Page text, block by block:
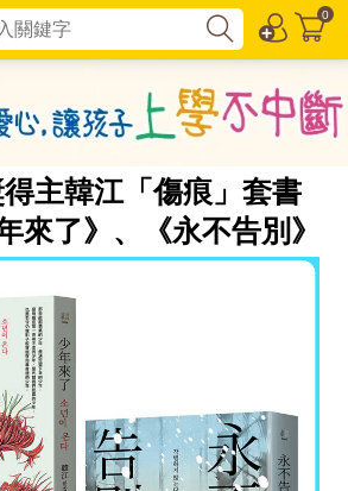
0
主韓江「傷痕」套書
來了》、《永不告別》